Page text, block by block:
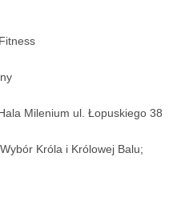
Milenium ul. Łopuskiego 38
Króla i Królowej Balu;